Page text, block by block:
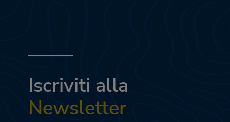
Iscriviti alla
Newsletter